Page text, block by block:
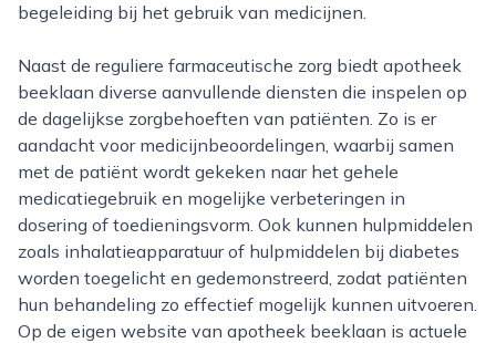
begeleiding bij het gebruik van medicijnen.
Naast de reguliere farmaceutische zorg biedt apotheek
beeklaan diverse aanvullende diensten die inspelen op
de dagelijkse zorgbehoeften van patiënten. Zo is er
aandacht voor medicijnbeoordelingen, waarbij samen
met de patiënt wordt gekeken naar het gehele
medicatiegebruik en mogelijke verbeteringen in
dosering of toedieningsvorm. Ook kunnen hulpmiddelen
zoals inhalatieapparatuur of hulpmiddelen bij diabetes
worden toegelicht en gedemonstreerd, zodat patiënten
hun behandeling zo effectief mogelijk kunnen uitvoeren.
Op de eigen website van apotheek beeklaan is actuele